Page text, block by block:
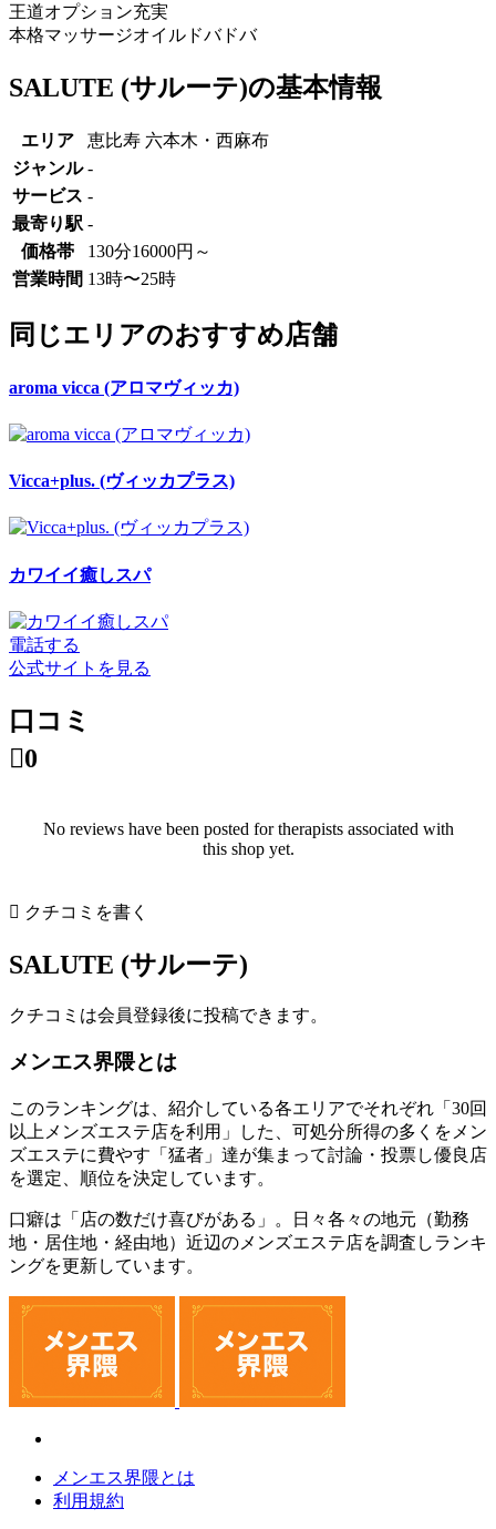
王道オプション充実
本格マッサージオイルドバドバ
SALUTE (サルーテ)の基本情報
エリア
恵比寿 六本木・西麻布
ジャンル -
サービス -
最寄り駅 -
価格帯
130分16000円～
営業時間 13時〜25時
同じエリアのおすすめ店舗
aroma vicca (アロマヴィッカ)
Vicca+plus. (ヴィッカプラス)
カワイイ癒しスパ
電話する
公式サイトを見る
口コミ
0
No reviews have been posted for therapists associated with
this shop yet.
 クチコミを書く
SALUTE (サルーテ)
クチコミは会員登録後に投稿できます。
メンエス界隈とは
このランキングは、紹介している各エリアでそれぞれ「30回
以上メンズエステ店を利用」した、可処分所得の多くをメン
ズエステに費やす「猛者」達が集まって討論・投票し優良店
を選定、順位を決定しています。
口癖は「店の数だけ喜びがある」。日々各々の地元（勤務
地・居住地・経由地）近辺のメンズエステ店を調査しランキ
ングを更新しています。
メンエス界隈とは
利用規約